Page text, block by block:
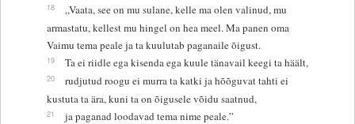
18
„Vaata, see on mu sulane, kelle ma olen valinud, mu
armastatu, kellest mu hingel on hea meel. Ma panen oma
Vaimu tema peale ja ta kuulutab paganaile õigust.
19 Ta ei riidle ega kisenda ega kuule tänavail keegi ta häält,
20
rudjutud roogu ei murra ta katki ja hõõguvat tahti ei
kustuta ta ära, kuni ta on õigusele võidu saatnud,
21 ja paganad loodavad tema nime peale.”